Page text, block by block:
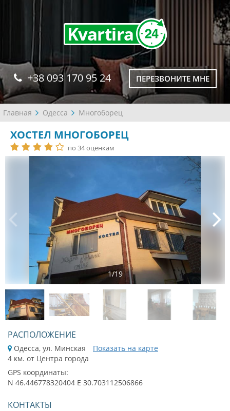
+38 093 170 95 24 ПЕРЕЗВОНИТЕ МНЕ
Главная Одесса Многоборец
ХОСТЕЛ МНОГОБОРЕЦ
по 34 оценкам
1/19
РАСПОЛОЖЕНИЕ
Одесса, ул. Минская
Показать на карте
4 км. от Центра города
GPS координаты:
N 46.446778320404 E 30.703112506866
КОНТАКТЫ